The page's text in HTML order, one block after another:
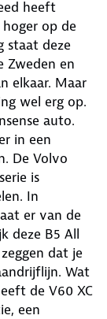
heeft
op de
staat deze
Zweden en
elkaar. Maar
wel erg op.
auto.
in een
De Volvo
is
In
er van de
deze B5 All
dat je
Wat
de V60 XC
een